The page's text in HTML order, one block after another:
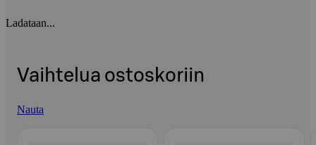
Ladataan...
Vaihtelua ostoskoriin
Nauta